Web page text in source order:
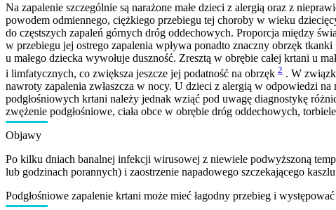
Na zapalenie szczególnie są narażone małe dzieci z alergią oraz z
powodem odmiennego, ciężkiego przebiegu tej choroby w wieku
do częstszych zapaleń górnych dróg oddechowych. Proporcja między
w przebiegu jej ostrego zapalenia wpływa ponadto znaczny obrzęk
u małego dziecka wywołuje duszność. Zresztą w obrębie całej krtani u
i limfatycznych, co zwiększa jeszcze jej podatność na obrzęk 2 . W
nawroty zapalenia zwłaszcza w nocy. U dzieci z alergią w odpowiedzi
podgłośniowych krtani należy jednak wziąć pod uwagę diagnostykę
zwężenie podgłośniowe, ciała obce w obrębie dróg oddechowych,
Objawy
Po kilku dniach banalnej infekcji wirusowej z niewiele podwyższoną
lub godzinach porannych) i zaostrzenie napadowego szczekającego
Podgłośniowe zapalenie krtani może mieć łagodny przebieg i